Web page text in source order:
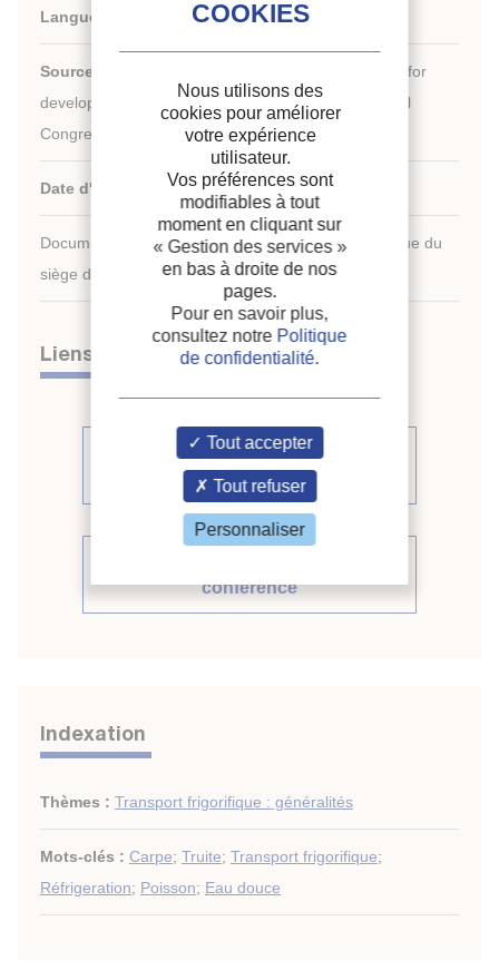
Langues :
Source :
Development in refrigeration, refrigeration for
development. Proceedings of the XVIIth international
Congress of Refrigeration.
Date d'édition : 24/08/1987
Document disponible en consultation à la bibliothèque du
siège de l'IIF uniquement.
Liens
Voir d'autres communications du
même compte rendu (509)
conférence
Indexation
Thèmes : Transport frigorifique : généralités
Mots-clés : Carpe; Truite; Transport frigorifique;
Réfrigeration; Poisson; Eau douce
Nous utilisons des
cookies pour améliorer
votre expérience
utilisateur.
Vos préférences sont
modifiables à tout
moment en cliquant sur
« Gestion des services »
en bas à droite de nos
pages.
Pour en savoir plus,
consultez notre Politique
de confidentialité.
Tout accepter
Tout refuser
Personnaliser